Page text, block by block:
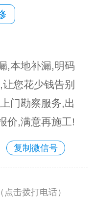
,本地补漏,明码
您花少钱告别
门勘察服务,出
价,满意再施工!
复制微信号
（点击拨打电话）